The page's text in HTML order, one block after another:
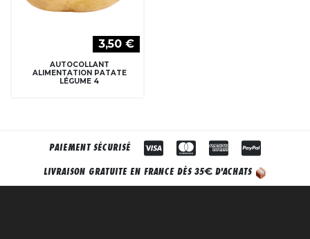
3,50 €
AUTOCOLLANT
ALIMENTATION PATATE
LÉGUME 4
PAIEMENT SÉCURISÉ
LIVRAISON GRATUITE EN FRANCE DÈS 35€ D'ACHATS